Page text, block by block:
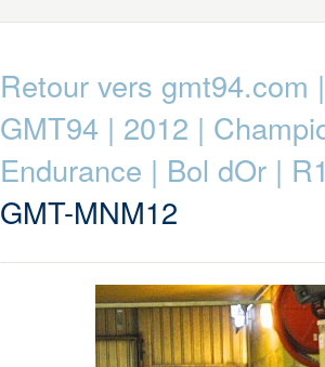
Retour vers gmt94.com
GMT94 | 2012 |
Endurance | Bol dOr|
GMT-MNM12